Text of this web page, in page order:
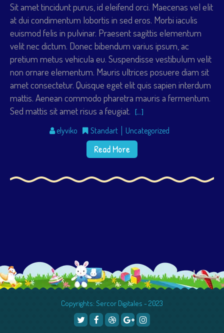
Sit amet tincidunt purus, id eleifend orci. Maecenas vel elit
at dui condimentum lobortis in sed eros. Morbi iaculis
euismod felis in pulvinar. Praesent sagittis elementum
velit nec dictum. Donec bibendum varius ipsum, ac
pretium metus vehicula eu. Suspendisse vestibulum velit
non ornare elementum. Mauris ultrices posuere diam sit
amet consectetur. Quisque eget elit quis sapien interdum
mattis. Aenean commodo pharetra mauris a fermentum.
Sed mattis sit amet risus a feugiat. […]
elyviko Standart Uncategorized
Read More
Copyrights: Sercor Digitales - 2023